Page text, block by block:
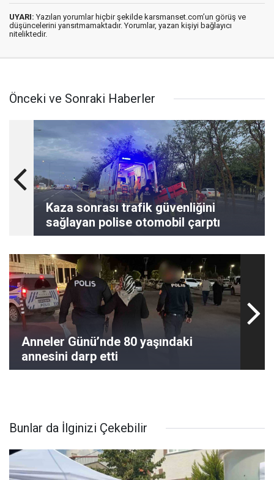
UYARI: Yazılan yorumlar hiçbir şekilde karsmanset.com’un görüş ve
düşüncelerini yansıtmamaktadır. Yorumlar, yazan kişiyi bağlayıcı
niteliktedir.
Önceki ve Sonraki Haberler
Kaza sonrası trafik güvenliğini
sağlayan polise otomobil çarptı
Anneler Günü’nde 80 yaşındaki
annesini darp etti
Bunlar da İlginizi Çekebilir